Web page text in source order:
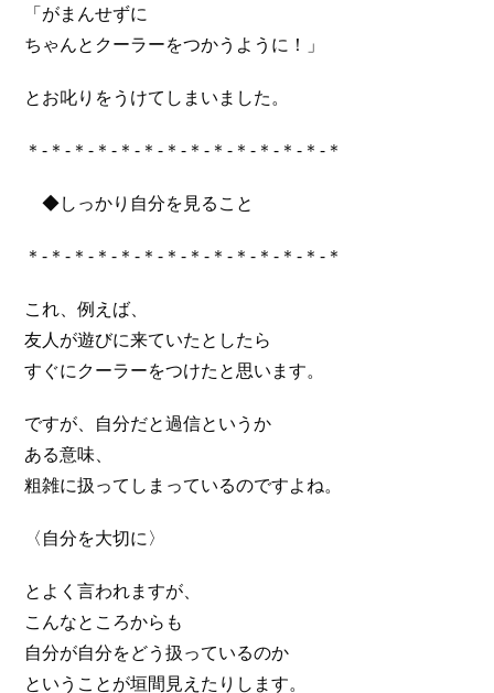
「がまんせずに
ちゃんとクーラーをつかうように！」
とお叱りをうけてしまいました。
＊-＊-＊-＊-＊-＊-＊-＊-＊-＊-＊-＊-＊-＊
◆しっかり自分を見ること
＊-＊-＊-＊-＊-＊-＊-＊-＊-＊-＊-＊-＊-＊
これ、例えば、
友人が遊びに来ていたとしたら
すぐにクーラーをつけたと思います。
ですが、自分だと過信というか
ある意味、
粗雑に扱ってしまっているのですよね。
〈自分を大切に〉
とよく言われますが、
こんなところからも
自分が自分をどう扱っているのか
ということが垣間見えたりします。